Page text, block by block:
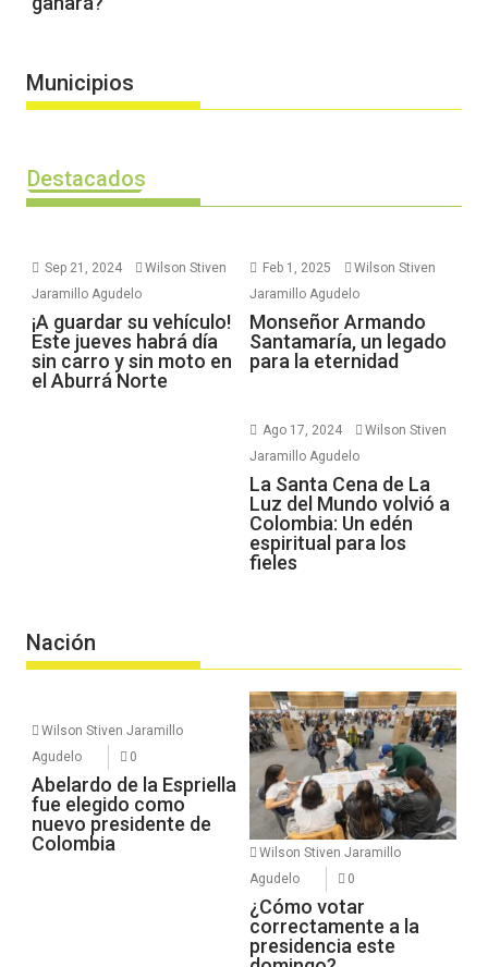
Municipios
Destacados
Sep 21, 2024
Wilson Stiven
Jaramillo Agudelo
¡A guardar su vehículo!
Este jueves habrá día
sin carro y sin moto en
el Aburrá Norte
Feb 1, 2025
Wilson Stiven
Jaramillo Agudelo
Monseñor Armando
Santamaría, un legado
para la eternidad
Ago 17, 2024
Wilson Stiven
Jaramillo Agudelo
La Santa Cena de La
Luz del Mundo volvió a
Colombia: Un edén
espiritual para los
fieles
Nación
Wilson Stiven Jaramillo
Agudelo
0
Abelardo de la Espriella
fue elegido como
nuevo presidente de
Colombia
Wilson Stiven Jaramillo
Agudelo
0
¿Cómo votar
correctamente a la
presidencia este